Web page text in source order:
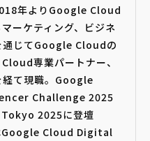
年よりGoogle Cloud
ーケティング、ビジネ
通じてGoogle Cloudの
専業パートナー、
経て現職。Google
Challenge 2025
2025に登壇
Google Cloud Digital